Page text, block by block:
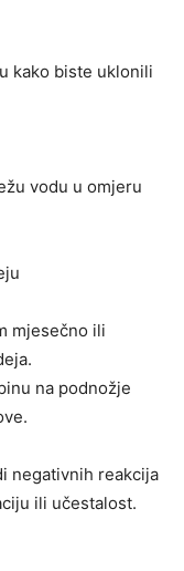
kako biste uklonili
vodu u omjeru
mjesečno ili
na podnožje
negativnih reakcija
ili učestalost.